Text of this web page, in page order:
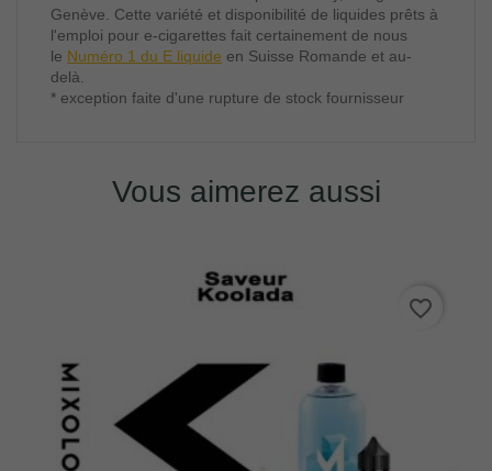
Genève. Cette variété et disponibilité de liquides prêts à
l'emploi pour e-cigarettes fait certainement de nous
le Numéro 1 du E liquide en Suisse Romande et au-
delà.
* exception faite d'une rupture de stock fournisseur
Vous aimerez aussi
favorite_border